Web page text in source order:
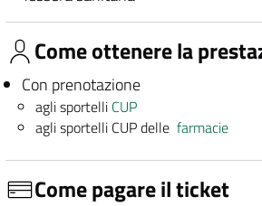
Come ottenere la
Con prenotazione
agli sportelli CUP
agli sportelli CUP dellefarmacie
Come pagare il ticket